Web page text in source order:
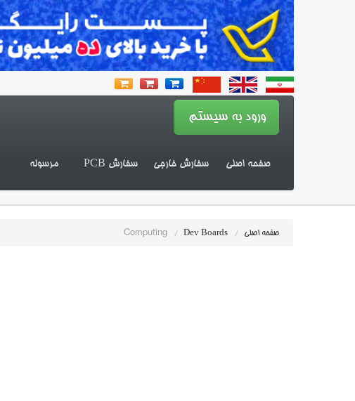
صفحه اصلی سفارش خارجی سفارش PCB مرسوله
صفحه اصلی /
Dev Boards
/
Computing